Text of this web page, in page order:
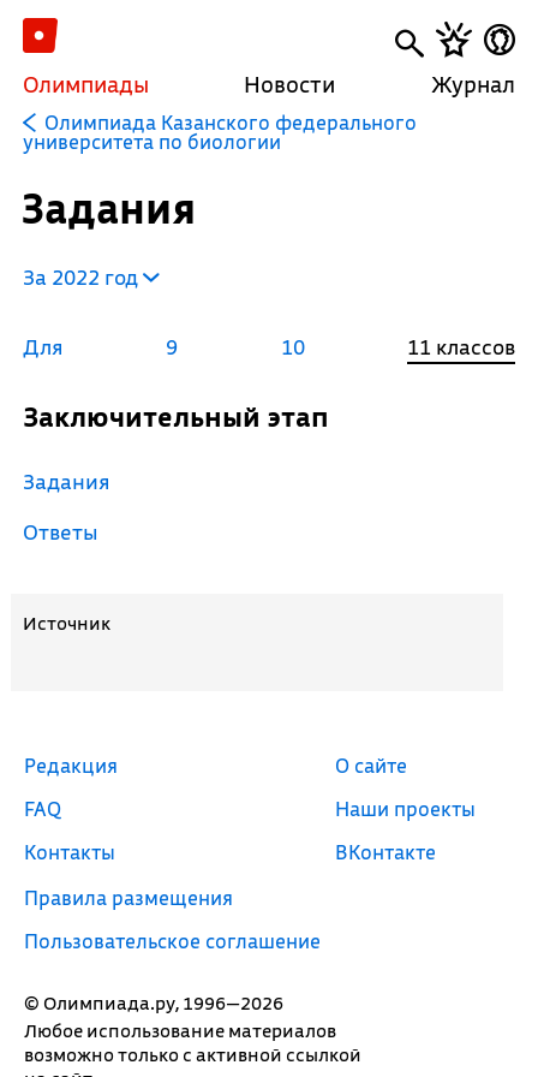
Олимпиады Новости Журнал
Олимпиада Казанского федерального
университета по биологии
Задания
За 2022 год
Для 9 10 11 классов
Заключительный этап
Задания
Ответы
Источник
© Олимпиада.ру, 1996—2026
Любое использование материалов
возможно только с активной ссылкой
Редакция
FAQ
Контакты
Правила размещения
Пользовательское соглашение
О сайте
Наши проекты
ВКонтакте